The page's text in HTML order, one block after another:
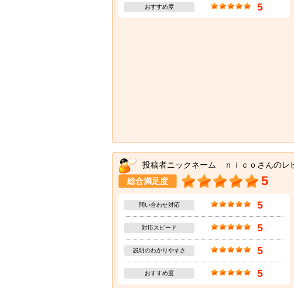
おすすめ度 5
投稿者ニックネーム ｎｉｃｏさんのレ
総合満足度 5
問い合わせ対応 5
対応スピード 5
説明のわかりやすさ 5
おすすめ度 5